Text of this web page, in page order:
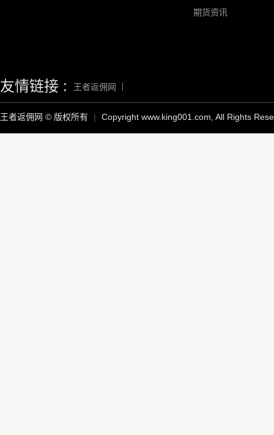
期货资讯
友情链接 : 王者返佣网
王者返佣网 © 版权所有 | Copyright www.king001.com, All Rights